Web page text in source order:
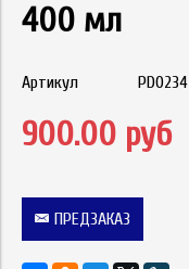
400 мл
Артикул PD0234
900.00 руб
ПРЕДЗАКАЗ